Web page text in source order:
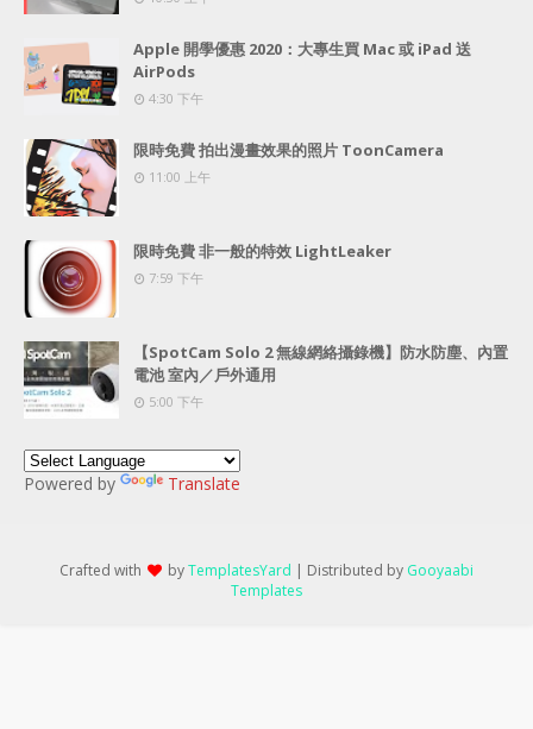
Apple 開學優惠 2020：大專生買 Mac 或 iPad 送
AirPods
4:30 下午
限時免費 拍出漫畫效果的照片 ToonCamera
11:00 上午
限時免費 非一般的特效 LightLeaker
7:59 下午
【SpotCam Solo 2 無線網絡攝錄機】防水防塵、內置
電池 室內／戶外通用
5:00 下午
Powered by Translate
Crafted with byTemplatesYard | Distributed by Gooyaabi
Templates